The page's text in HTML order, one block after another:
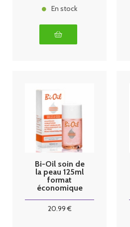
En stock
Bi-Oil soin de
la peau 125ml
format
économique
20.99€